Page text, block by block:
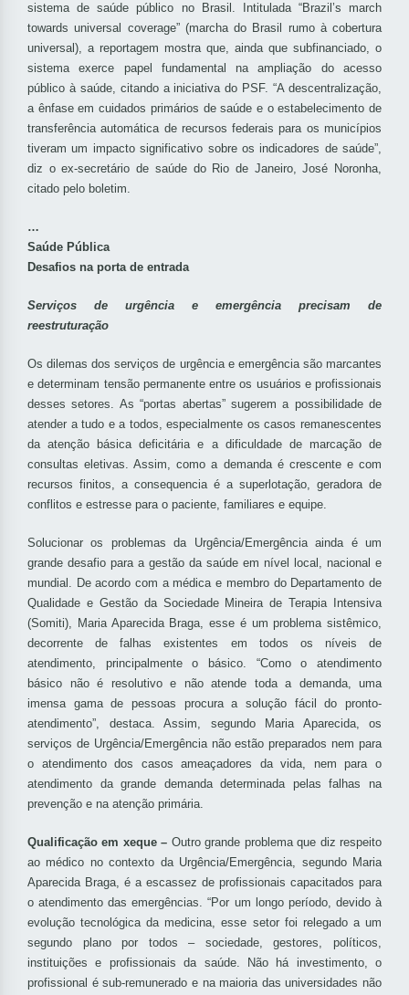
sistema de saúde público no Brasil. Intitulada “Brazil’s march
towards universal coverage” (marcha do Brasil rumo à cobertura
universal), a reportagem mostra que, ainda que subfinanciado, o
sistema exerce papel fundamental na ampliação do acesso
público à saúde, citando a iniciativa do PSF. “A descentralização,
a ênfase em cuidados primários de saúde e o estabelecimento de
transferência automática de recursos federais para os municípios
tiveram um impacto significativo sobre os indicadores de saúde”,
diz o ex-secretário de saúde do Rio de Janeiro, José Noronha,
citado pelo boletim.
…
Saúde Pública
Desafios na porta de entrada
Serviços de urgência e emergência precisam de
reestruturação
Os dilemas dos serviços de urgência e emergência são marcantes
e determinam tensão permanente entre os usuários e profissionais
desses setores. As “portas abertas” sugerem a possibilidade de
atender a tudo e a todos, especialmente os casos remanescentes
da atenção básica deficitária e a dificuldade de marcação de
consultas eletivas. Assim, como a demanda é crescente e com
recursos finitos, a consequencia é a superlotação, geradora de
conflitos e estresse para o paciente, familiares e equipe.
Solucionar os problemas da Urgência/Emergência ainda é um
grande desafio para a gestão da saúde em nível local, nacional e
mundial. De acordo com a médica e membro do Departamento de
Qualidade e Gestão da Sociedade Mineira de Terapia Intensiva
(Somiti), Maria Aparecida Braga, esse é um problema sistêmico,
decorrente de falhas existentes em todos os níveis de
atendimento, principalmente o básico. “Como o atendimento
básico não é resolutivo e não atende toda a demanda, uma
imensa gama de pessoas procura a solução fácil do pronto-
atendimento”, destaca. Assim, segundo Maria Aparecida, os
serviços de Urgência/Emergência não estão preparados nem para
o atendimento dos casos ameaçadores da vida, nem para o
atendimento da grande demanda determinada pelas falhas na
prevenção e na atenção primária.
Qualificação em xeque – Outro grande problema que diz respeito
ao médico no contexto da Urgência/Emergência, segundo Maria
Aparecida Braga, é a escassez de profissionais capacitados para
o atendimento das emergências. “Por um longo período, devido à
evolução tecnológica da medicina, esse setor foi relegado a um
segundo plano por todos – sociedade, gestores, políticos,
instituições e profissionais da saúde. Não há investimento, o
profissional é sub-remunerado e na maioria das universidades não